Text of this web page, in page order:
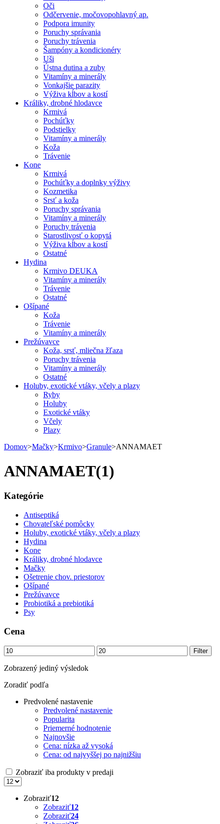
Oči
Odčervenie, močovopohlavný ap.
Podpora imunity
Poruchy správania
Poruchy trávenia
Šampóny a kondicionéry
Uši
Ústna dutina a zuby
Vitamíny a minerály
Vonkajšie parazity
Výživa kĺbov a kostí
Králiky, drobné hlodavce
Krmivá
Pochúťky
Podstielky
Vitamíny a minerály
Koža
Trávenie
Kone
Krmivá
Pochúťky a doplnky výživy
Kozmetika
Srsť a koža
Poruchy správania
Vitamíny a minerály
Poruchy trávenia
Starostlivosť o kopytá
Výživa kĺbov a kostí
Ostatné
Hydina
Krmivo DEUKA
Vitamíny a minerály
Trávenie
Ostatné
Ošípané
Koža
Trávenie
Vitamíny a minerály
Prežúvavce
Koža, srsť, mliečna žľaza
Poruchy trávenia
Vitamíny a minerály
Ostatné
Holuby, exotické vtáky, včely a plazy
Ryby
Holuby
Exotické vtáky
Včely
Plazy
Domov>Mačky>Krmivo>Granule>ANNAMAET
ANNAMAET(1)
Kategórie
Antiseptiká
Chovateľské pomôcky
Holuby, exotické vtáky, včely a plazy
Hydina
Kone
Králiky, drobné hlodavce
Mačky
Ošetrenie chov. priestorov
Ošípané
Prežúvavce
Probiotiká a prebiotiká
Psy
Cena
Minimálna
cena
Maximálna
cena
Filter
Zobrazený jediný výsledok
Zoradiť podľa
Predvolené nastavenie
Predvolené nastavenie
Popularita
Priemerné hodnotenie
Najnovšie
Cena: nízka až vysoká
Cena: od najvyššej po najnižšiu
Zobraziť iba produkty v predaji
Zobraziť12
Zobraziť12
Zobraziť24